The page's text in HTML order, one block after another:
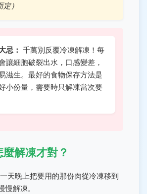
）
忌： 千萬別反覆冷凍解凍！每
讓細胞破裂出水，口感變差，
滋生。最好的食物保存方法是
小份量，需要時只解凍當次要
解凍才對？
天晚上把要用的那份肉從冷凍移到
慢解凍。